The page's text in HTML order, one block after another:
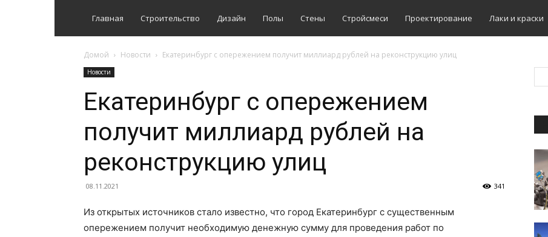
Главная Строительство Дизайн Полы Стены Стройсмеси Проектирование Лаки и краски
Домой Новости Екатеринбург с опережением получит миллиард рублей на реконструкцию улиц
Новости
Екатеринбург с опережением
получит миллиард рублей на
реконструкцию улиц
08.11.2021 341
Из открытых источников стало известно, что город Екатеринбург с существенным
опережением получит необходимую денежную сумму для проведения работ по